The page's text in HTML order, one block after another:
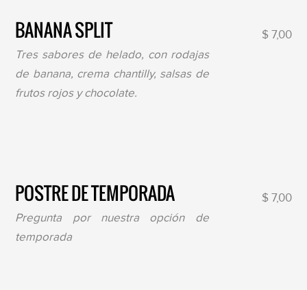
BANANA SPLIT
$ 7,00
Tres sabores de helado, con rodajas
de banana, crema chantilly, salsas de
frutos rojos y chocolate.
POSTRE DE TEMPORADA
$ 7,00
Pregunta por nuestra opción de
temporada